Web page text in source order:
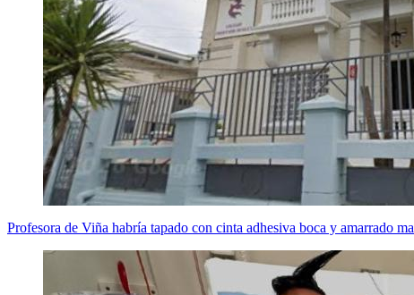
Profesora de Viña habría tapado con cinta adhesiva boca y amarrado